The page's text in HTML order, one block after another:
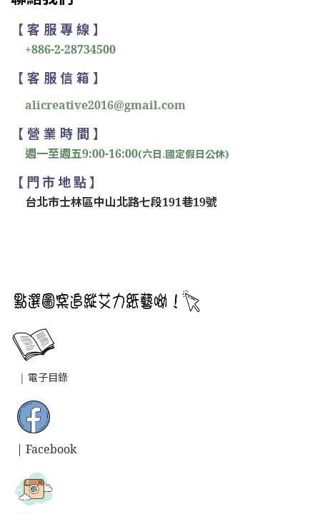
【 客 服 專 線 】
+886-2-28734500
【 客 服 信 箱 】
alicreative2016@gmail.com
【 營 業 時 間 】
週一至週五9:00-16:00(六日.國定假日公休)
【 門 市 地 點 】
台北市士林區中山北路七段191巷19號
| 電子目錄
| Facebook